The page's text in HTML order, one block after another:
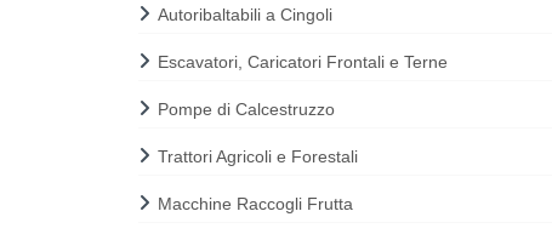
Autoribaltabili a Cingoli
Escavatori, Caricatori Frontali e Terne
Pompe di Calcestruzzo
Trattori Agricoli e Forestali
Macchine Raccogli Frutta